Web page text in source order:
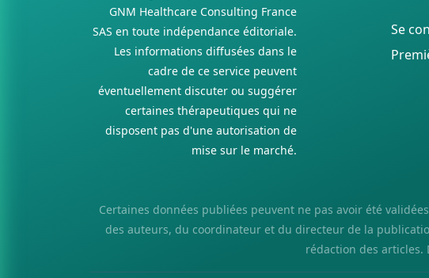
GNM Healthcare Consulting France
SAS en toute indépendance éditoriale.
Les informations diffusées dans le
cadre de ce service peuvent
éventuellement discuter ou suggérer
certaines thérapeutiques qui ne
disposent pas d'une autorisation de
mise sur le marché.
Se
Certaines données publiées peuvent ne pas avoir été
des auteurs, du coordinateur et du directeur de la
rédaction des articles.